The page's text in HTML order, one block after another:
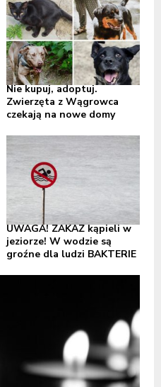
Nie kupuj, adoptuj.
Zwierzęta z Wągrowca
czekają na nowe domy
UWAGA! ZAKAZ kąpieli w
jeziorze! W wodzie są
groźne dla ludzi BAKTERIE